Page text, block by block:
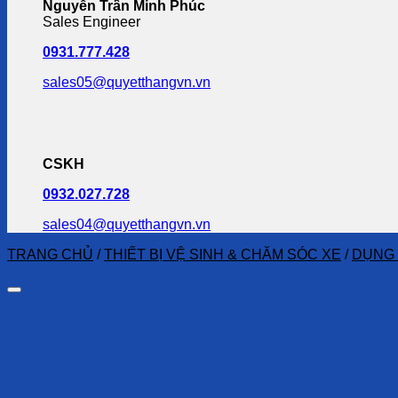
Nguyễn Trần Minh Phúc
Sales Engineer
0931.777.428
sales05@quyetthangvn.vn
CSKH
0932.027.728
sales04@quyetthangvn.vn
TRANG CHỦ / THIẾT BỊ VỆ SINH & CHĂM SÓC XE /